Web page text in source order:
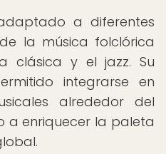
a diferentes
la música folclórica
clásica y el jazz. Su
integrarse en
alrededor del
a enriquecer la paleta